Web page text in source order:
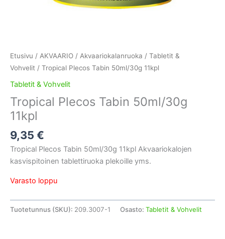
Etusivu / AKVAARIO / Akvaariokalanruoka / Tabletit &
Vohvelit / Tropical Plecos Tabin 50ml/30g 11kpl
Tabletit & Vohvelit
Tropical Plecos Tabin 50ml/30g
11kpl
9,35 €
Tropical Plecos Tabin 50ml/30g 11kpl Akvaariokalojen
kasvispitoinen tablettiruoka plekoille yms.
Varasto loppu
Tuotetunnus (SKU): 209.3007-1 Osasto: Tabletit & Vohvelit